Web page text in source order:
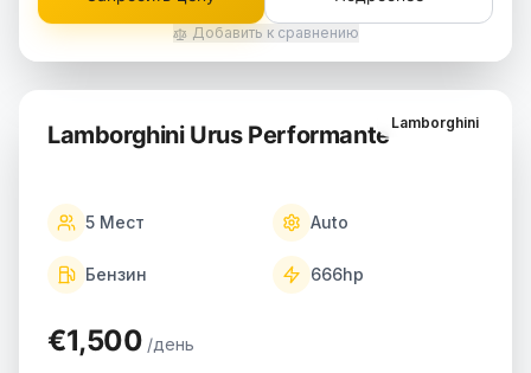
Добавить к сравнению
Lamborghini
Lamborghini Urus Performante
5 Мест Auto
Бензин 666hp
€1,500 /день